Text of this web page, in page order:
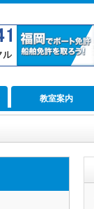
教室案内